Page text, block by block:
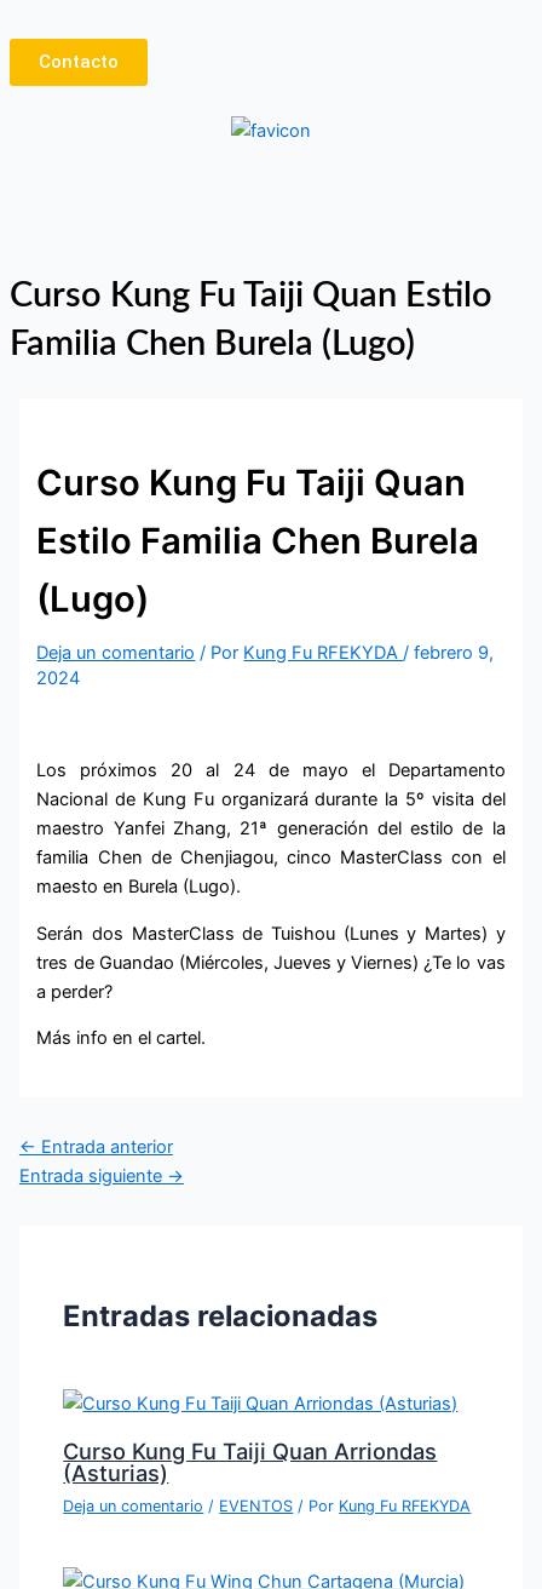
al
contenido
Contacto
Curso Kung Fu Taiji Quan Estilo
Familia Chen Burela (Lugo)
Curso Kung Fu Taiji Quan
Estilo Familia Chen Burela
(Lugo)
Deja un comentario / Por Kung Fu RFEKYDA/febrero 9,
2024
Los próximos 20 al 24 de mayo el Departamento
Nacional de Kung Fu organizará durante la 5º visita del
maestro Yanfei Zhang, 21ª generación del estilo de la
familia Chen de Chenjiagou, cinco MasterClass con el
maesto en Burela (Lugo).
Serán dos MasterClass de Tuishou (Lunes y Martes) y
tres de Guandao (Miércoles, Jueves y Viernes) ¿Te lo vas
a perder?
Más info en el cartel.
← Entrada anterior
Entrada siguiente →
Entradas relacionadas
Curso Kung Fu Taiji Quan Arriondas
(Asturias)
Deja un comentario / EVENTOS / Por Kung Fu RFEKYDA